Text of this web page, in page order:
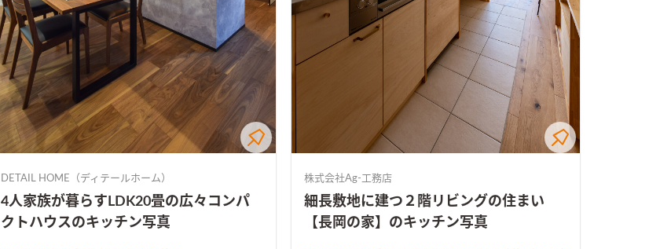
DETAIL HOME（ディテールホーム）
4人家族が暮らすLDK20畳の広々コンパ
クトハウスのキッチン写真
株式会社Ag-工務店
細長敷地に建つ２階リビングの住まい
【長岡の家】のキッチン写真